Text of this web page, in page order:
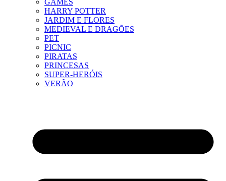
GAMES
HARRY POTTER
JARDIM E FLORES
MEDIEVAL E DRAGÕES
PET
PICNIC
PIRATAS
PRINCESAS
SUPER-HERÓIS
VERÃO